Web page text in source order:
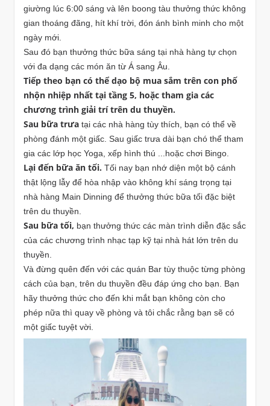
giường lúc 6:00 sáng và lên boong tàu thưởng thức không
gian thoáng đãng, hít khí trời, đón ánh bình minh cho một
ngày mới.
Sau đó bạn thưởng thức bữa sáng tại nhà hàng tự chọn
với đa dạng các món ăn từ Á sang Âu.
Tiếp theo bạn có thể dạo bộ mua sắm trên con phố
nhộn nhiệp nhất tại tầng 5, hoặc tham gia các
chương trình giải trí trên du thuyền.
Sau bữa trưa tại các nhà hàng tùy thích, bạn có thể về
phòng đánh một giấc. Sau giấc trưa dài bạn chó thể tham
gia các lớp học Yoga, xếp hình thú ...hoặc chơi Bingo.
Lại đến bữa ăn tối. Tối nay bạn nhớ diện một bộ cánh
thật lộng lẫy để hòa nhập vào không khí sáng trọng tại
nhà hàng Main Dinning để thưởng thức bữa tối đặc biệt
trên du thuyền.
Sau bữa tối, bạn thưởng thức các màn trình diễn đặc sắc
của các chương trình nhạc tạp kỹ tại nhà hát lớn trên du
thuyền.
Và đừng quên đến với các quán Bar tùy thuộc từng phòng
cách của bạn, trên du thuyền đều đáp ứng cho bạn. Bạn
hãy thưởng thức cho đến khi mắt bạn không còn cho
phép nữa thì quay về phòng và tôi chắc rằng bạn sẽ có
một giấc tuyệt vời.